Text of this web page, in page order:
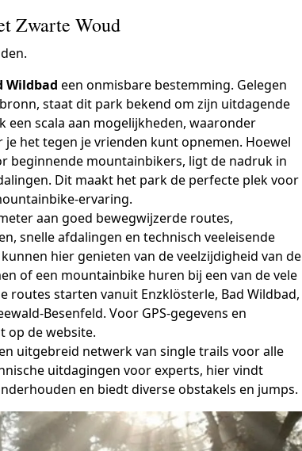
Zwarte Woud
Wildbad een onmisbare bestemming. Gelegen
staat dit park bekend om zijn uitdagende
scala aan mogelijkheden, waaronder
het tegen je vrienden kunt opnemen. Hoewel
beginnende mountainbikers, ligt de nadruk in
Dit maakt het park de perfecte plek voor
ervaring.
aan goed bewegwijzerde routes,
snelle afdalingen en technisch veeleisende
hier genieten van de veelzijdigheid van de
of een mountainbike huren bij een van de vele
starten vanuit Enzklösterle, Bad Wildbad,
Besenfeld. Voor GPS-gegevens en
op de website.
uitgebreid netwerk van single trails voor alle
uitdagingen voor experts, hier vindt
en biedt diverse obstakels en jumps.